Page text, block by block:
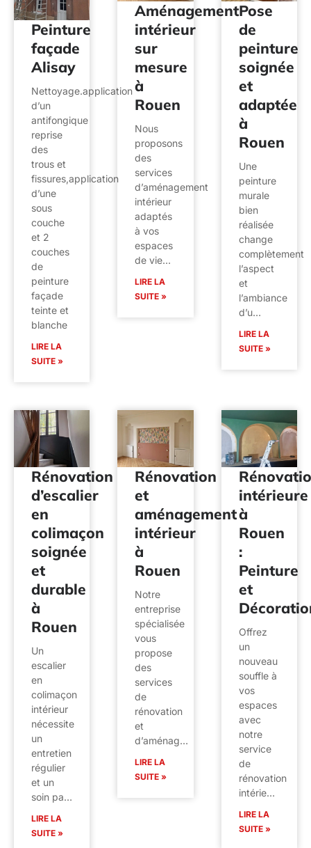
Peinture
façade
Alisay
Nettoyage.application
d’un
antifongique
reprise
des
trous et
fissures,application
d’une
sous
couche
et 2
couches
de
peinture
façade
teinte et
blanche
LIRE LA
SUITE »
Aménagement
intérieur
sur
mesure
à
Rouen
Nous
proposons
des
services
d’aménagement
intérieur
adaptés
à vos
espaces
de vie…
LIRE LA
SUITE »
Pose
de
peinture
soignée
et
adaptée
à
Rouen
Une
peinture
murale
bien
réalisée
change
complètement
l’aspect
et
l’ambiance
d’u…
LIRE LA
SUITE »
Rénovation
d’escalier
en
colimaçon
soignée
et
durable
à
Rouen
Un
escalier
en
colimaçon
intérieur
nécessite
un
entretien
régulier
et un
soin pa…
LIRE LA
SUITE »
Rénovation
et
aménagement
intérieur
à
Rouen
Notre
entreprise
spécialisée
vous
propose
des
services
de
rénovation
et
d’aménag…
LIRE LA
SUITE »
intérieure
à
Rouen
:
Peinture
et
Offrez
un
nouveau
souffle à
vos
espaces
avec
notre
service
de
rénovation
intérie…
LIRE LA
SUITE »